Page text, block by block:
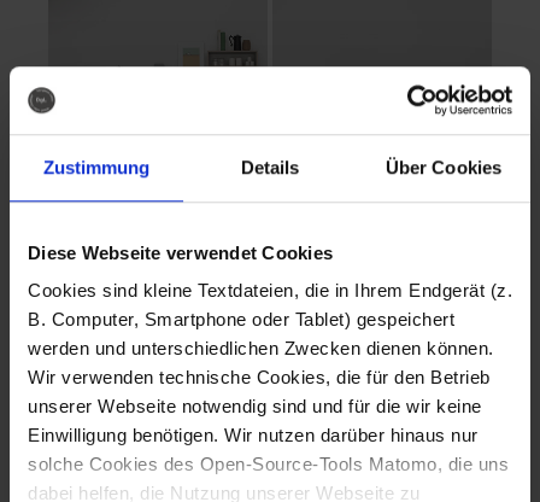
Zustimmung Details Über Cookies
Diese Webseite verwendet Cookies
Cookies sind kleine Textdateien, die in Ihrem Endgerät (z.
B. Computer, Smartphone oder Tablet) gespeichert
werden und unterschiedlichen Zwecken dienen können.
Wir verwenden technische Cookies, die für den Betrieb
unserer Webseite notwendig sind und für die wir keine
Einwilligung benötigen. Wir nutzen darüber hinaus nur
solche Cookies des Open-Source-Tools Matomo, die uns
dabei helfen, die Nutzung unserer Webseite zu
Fotografo: Lorenz
Sternbach
Download
Fotografo: Lorenz
Sternbach
Download